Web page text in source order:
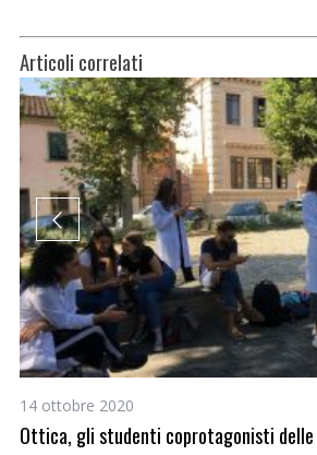
Articoli correlati
14 ottobre 2020
Ottica, gli studenti coprotagonisti